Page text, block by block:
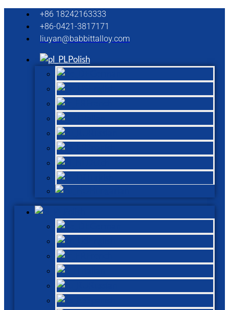
+86 18242163333
+86-0421-3817171
liuyan@babbittalloy.com
Polish